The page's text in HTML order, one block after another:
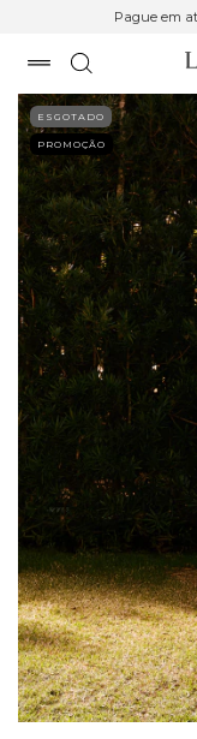
Pague em
ESGOTADO
PROMOÇÃO